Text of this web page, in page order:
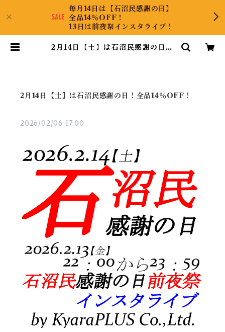
毎月14日は【石沼民感謝の日】
全品14％OFF！
13日は前夜祭インスタライブ！
2月14日【土】は石沼民感謝の日！
2月14日【土】は石沼民感謝の日！全品14％OFF！
2026/02/06 17:00